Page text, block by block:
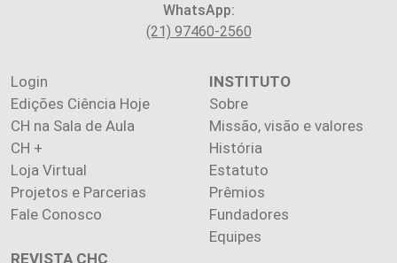
WhatsApp:
(21) 97460-2560
Login
Edições Ciência Hoje
CH na Sala de Aula
CH +
Loja Virtual
Projetos e Parcerias
Fale Conosco
INSTITUTO
Sobre
Missão, visão e valores
História
Estatuto
Prêmios
Fundadores
Equipes
REVISTA CHC